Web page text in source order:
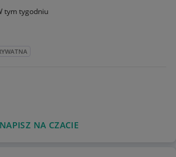
tym tygodniu
NAPISZ NA CZACIE